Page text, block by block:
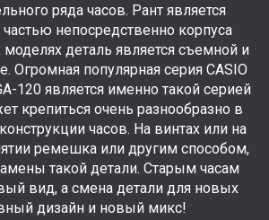
ряда часов. Рант является
непосредственно корпуса
деталь является съемной и
Огромная популярная серия CASIO
120 является именно такой серией
крепиться очень разнообразно в
часов. На винтах или на
ремешка или другим способом,
такой детали. Старым часам
вид, а смена детали для новых
дизайн и новый микс!